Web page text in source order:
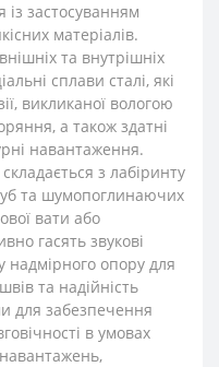
із застосуванням
матеріалів.
та внутрішніх
сплави сталі, які
викликаної вологою
а також здатні
навантаження.
з лабіринту
та шумопоглинаючих
вати або
гасять звукові
опору для
та надійність
для забезпечення
в умовах